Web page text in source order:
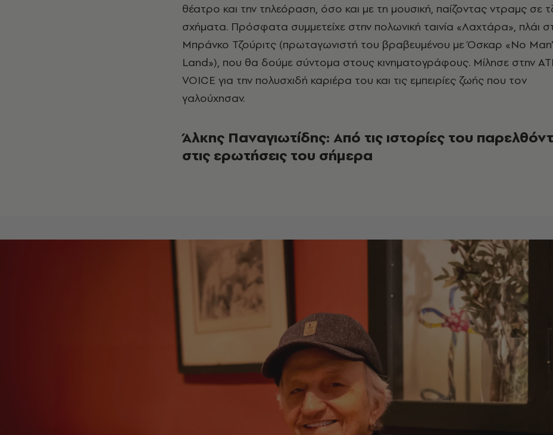
θέατρο και την τηλεόραση, όσο και με τη μουσική, παίζοντας ντραμς σε
σχήματα. Πρόσφατα συμμετείχε στην πολωνική ταινία «Λαχτάρα», πλάι
Μπράνκο Τζούριτς (πρωταγωνιστή του βραβευμένου με Όσκαρ «No
Land»), που θα δούμε σύντομα στους κινηματογράφους. Μίλησε στην
VOICE για την πολυσχιδή καριέρα του και τις εμπειρίες ζωής που τον
γαλούχησαν.
Άλκης Παναγιωτίδης: Από τις ιστορίες του
στις ερωτήσεις του σήμερα